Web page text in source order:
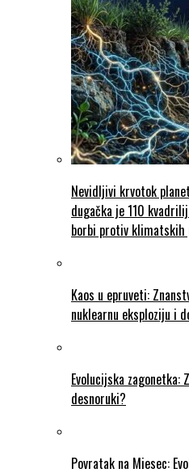
Nevidljivi krvotok
dugačka je 110
borbi protiv klimatskih
Kaos u epruveti:
nuklearnu eksploziju i
Evolucijska
desnoruki?
Povratak na Mjesec: